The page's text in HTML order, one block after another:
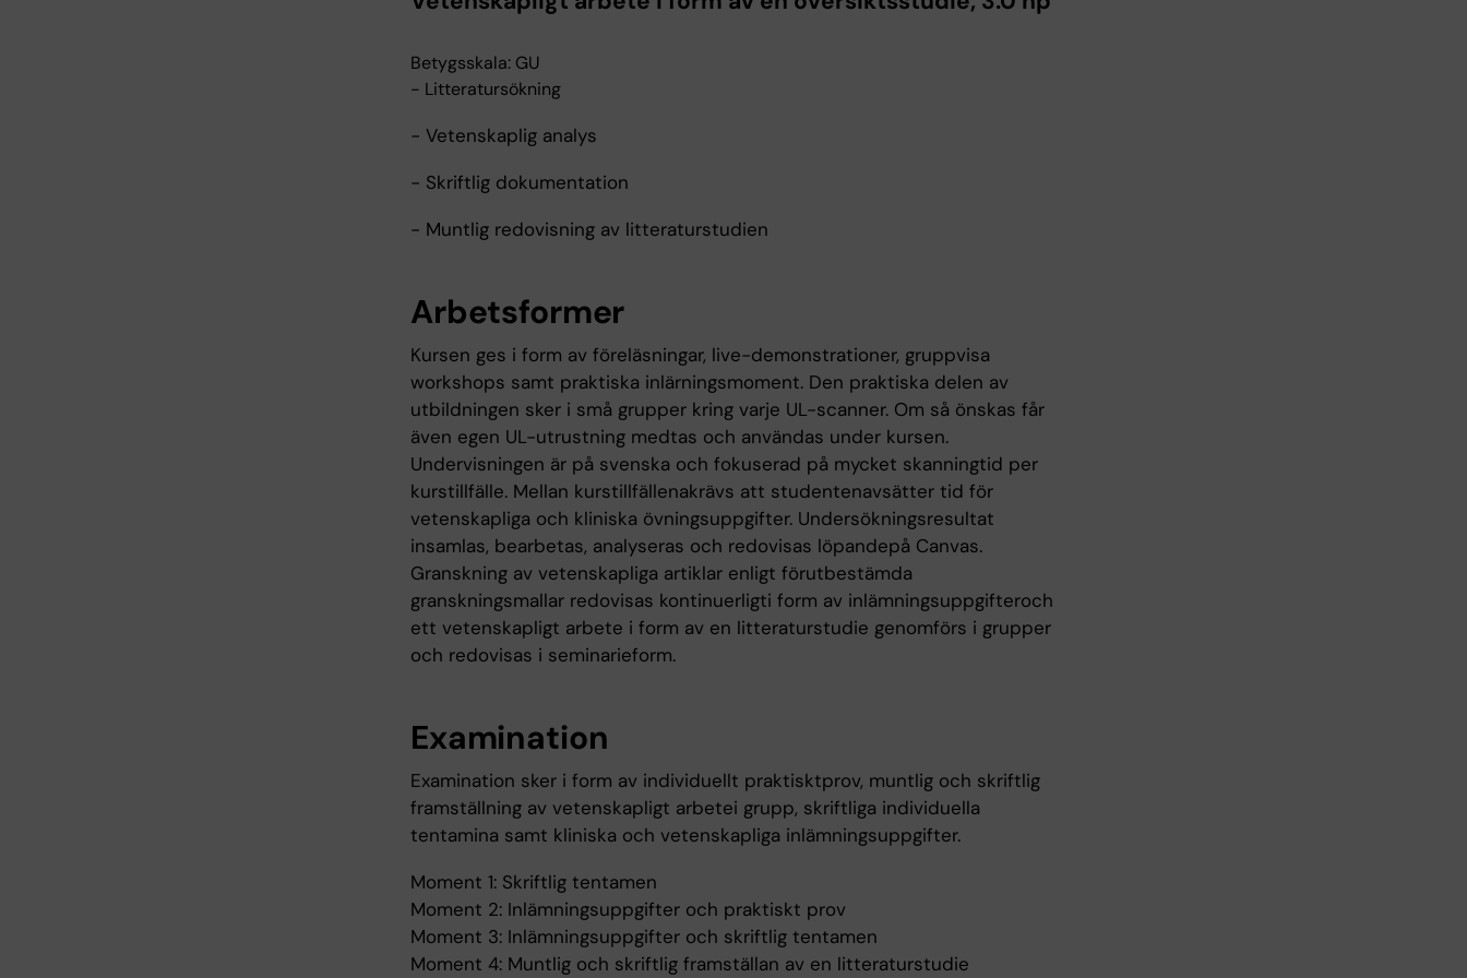
Betygsskala: GU
- Litteratursökning
- Vetenskaplig analys
- Skriftlig dokumentation
- Muntlig redovisning av litteraturstudien
Arbetsformer
Kursen ges i form av föreläsningar, live-demonstrationer, gruppvisa
workshops samt praktiska inlärningsmoment. Den praktiska delen av
utbildningen sker i små grupper kring varje UL-scanner. Om så önskas får
även egen UL-utrustning medtas och användas under kursen.
Undervisningen är på svenska och fokuserad på mycket skanningtid per
kurstillfälle. Mellan kurstillfällenakrävs att studentenavsätter tid för
vetenskapliga och kliniska övningsuppgifter. Undersökningsresultat
insamlas, bearbetas, analyseras och redovisas löpandepå Canvas.
Granskning av vetenskapliga artiklar enligt förutbestämda
granskningsmallar redovisas kontinuerligti form av inlämningsuppgifteroch
ett vetenskapligt arbete i form av en litteraturstudie genomförs i grupper
och redovisas i seminarieform.
Examination
Examination sker i form av individuellt praktisktprov, muntlig och skriftlig
framställning av vetenskapligt arbetei grupp, skriftliga individuella
tentamina samt kliniska och vetenskapliga inlämningsuppgifter.
Moment 1: Skriftlig tentamen
Moment 2: Inlämningsuppgifter och praktiskt prov
Moment 3: Inlämningsuppgifter och skriftlig tentamen
Moment 4: Muntlig och skriftlig framställan av en litteraturstudie